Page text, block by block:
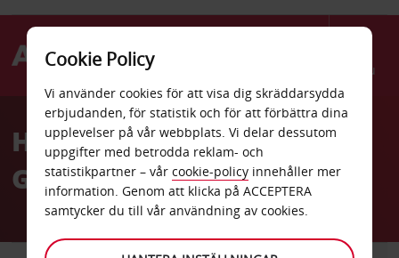
Menu
AvisHyrbil
Gyeongju stationsområde
Cookie Policy
Vi använder cookies för att visa dig skräddarsydda
erbjudanden, för statistik och för att förbättra dina
upplevelser på vår webbplats. Vi delar dessutom
uppgifter med betrodda reklam- och
statistikpartner – vår cookie-policy innehåller mer
information. Genom att klicka på ACCEPTERA
samtycker du till vår användning av cookies.